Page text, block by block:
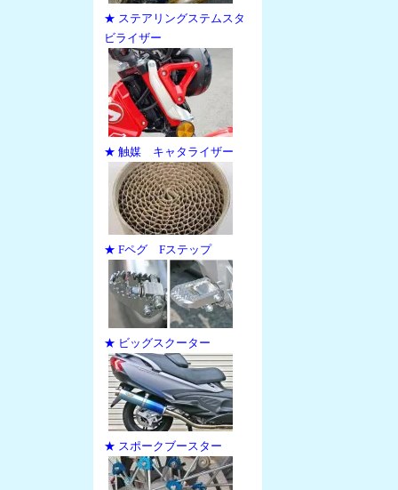
★ ステアリングステムスタ
ビライザー
★ 触媒 キャタライザー
★ Fペグ Fステップ
★ ビッグスクーター
★ スポークブースター